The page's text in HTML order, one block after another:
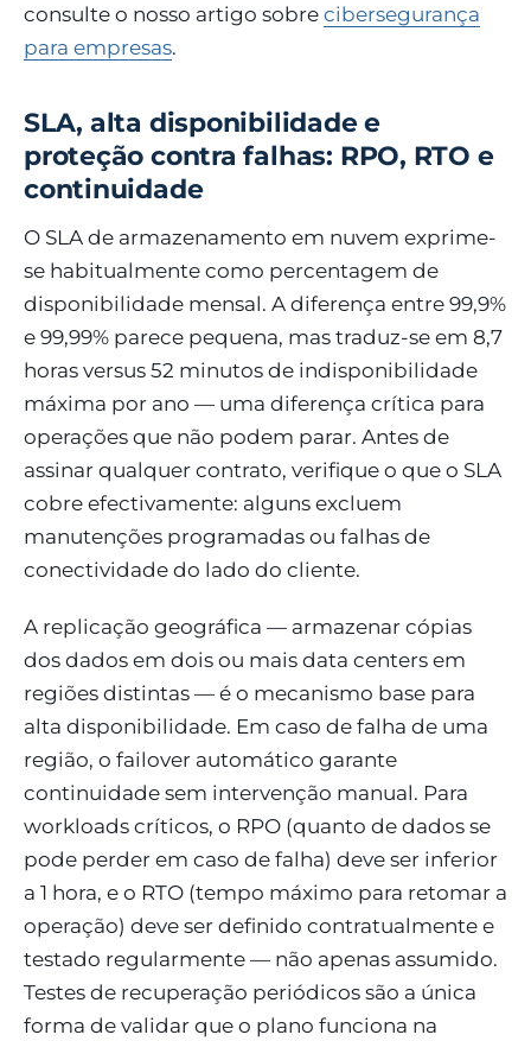
consulte o nosso artigo sobre cibersegurança
para empresas.
SLA, alta disponibilidade e
proteção contra falhas: RPO, RTO e
continuidade
O SLA de armazenamento em nuvem exprime-
se habitualmente como percentagem de
disponibilidade mensal. A diferença entre 99,9%
e 99,99% parece pequena, mas traduz-se em 8,7
horas versus 52 minutos de indisponibilidade
máxima por ano — uma diferença crítica para
operações que não podem parar. Antes de
assinar qualquer contrato, verifique o que o SLA
cobre efectivamente: alguns excluem
manutenções programadas ou falhas de
conectividade do lado do cliente.
A replicação geográfica — armazenar cópias
dos dados em dois ou mais data centers em
regiões distintas — é o mecanismo base para
alta disponibilidade. Em caso de falha de uma
região, o failover automático garante
continuidade sem intervenção manual. Para
workloads críticos, o RPO (quanto de dados se
pode perder em caso de falha) deve ser inferior
a 1 hora, e o RTO (tempo máximo para retomar a
operação) deve ser definido contratualmente e
testado regularmente — não apenas assumido.
Testes de recuperação periódicos são a única
forma de validar que o plano funciona na